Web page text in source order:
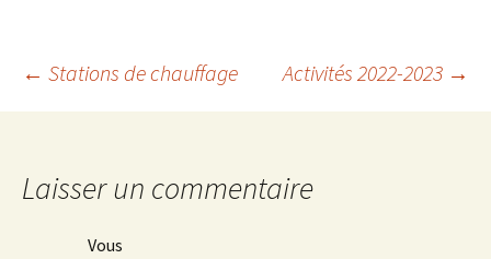
Navigation
articles
← Stations de chauffage Activités 2022-2023 →
Laisser un commentaire
Vous